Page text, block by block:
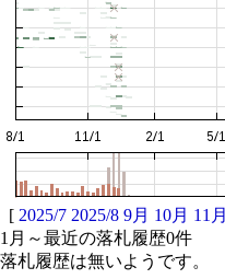
[ 2025/7 2025/8 9月 10月 11月
1月～最近の落札履歴0件
落札履歴は無いようです。